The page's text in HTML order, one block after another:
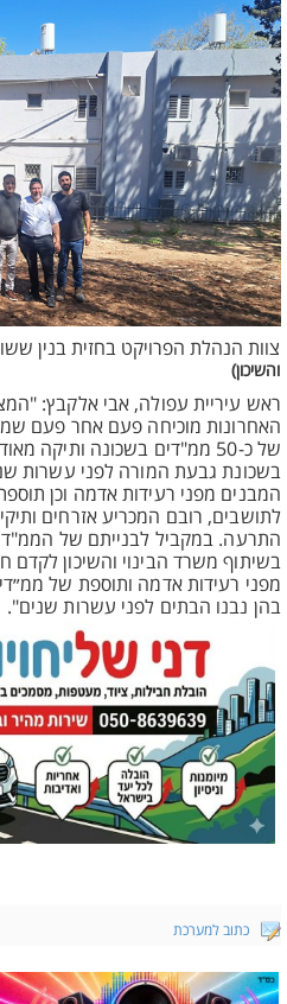
צוות הנהלת הפרויקט בחזית בנין
והשיכון)
ראש עיריית עפולה, אבי אלקבץ:
האחרונות מוכיחה פעם אחר פעם
של כ-50 ממ"דים בשכונה
בשכונת גבעת המורה לפני עשרות
המבנים מפני רעידות אדמה וכן
לתושבים, רובם המכריע אזרחים
התרעה. במקביל לבנייתם של
בשיתוף משרד הבינוי והשיכון לקדם
מפני רעידות אדמה ותוספת של
בהן נבנו הבתים לפני עשרות שנים".
כתוב למערכת